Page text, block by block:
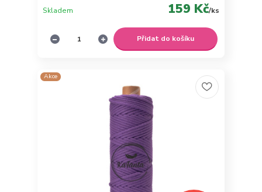
159 Kč/ks
Skladem
Přidat do košíku
Akce